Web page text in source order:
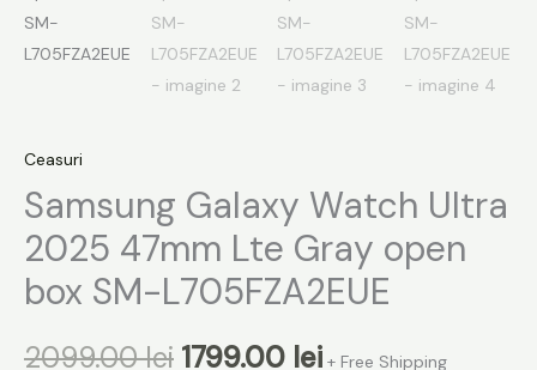
Ceasuri
Samsung Galaxy Watch Ultra
2025 47mm Lte Gray open
box SM-L705FZA2EUE
2099.00lei 1799.00 lei + Free Shipping